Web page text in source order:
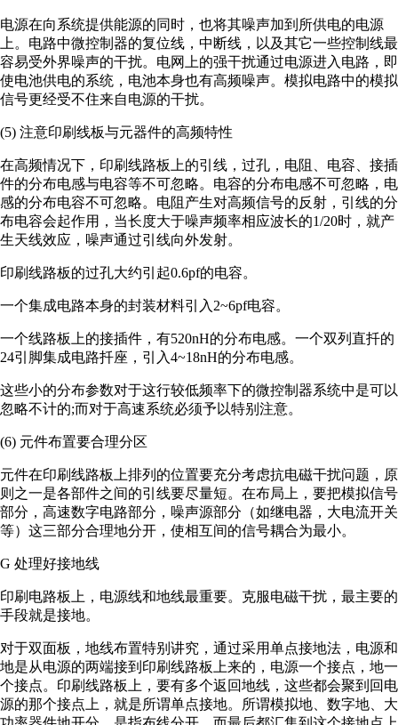
电源在向系统提供能源的同时，也将其噪声加到所供电的电源
上。电路中微控制器的复位线，中断线，以及其它一些控制线最
容易受外界噪声的干扰。电网上的强干扰通过电源进入电路，即
使电池供电的系统，电池本身也有高频噪声。模拟电路中的模拟
信号更经受不住来自电源的干扰。
(5) 注意印刷线板与元器件的高频特性
在高频情况下，印刷线路板上的引线，过孔，电阻、电容、接插
件的分布电感与电容等不可忽略。电容的分布电感不可忽略，电
感的分布电容不可忽略。电阻产生对高频信号的反射，引线的分
布电容会起作用，当长度大于噪声频率相应波长的1/20时，就产
生天线效应，噪声通过引线向外发射。
印刷线路板的过孔大约引起0.6pf的电容。
一个集成电路本身的封装材料引入2~6pf电容。
一个线路板上的接插件，有520nH的分布电感。一个双列直扦的
24引脚集成电路扦座，引入4~18nH的分布电感。
这些小的分布参数对于这行较低频率下的微控制器系统中是可以
忽略不计的;而对于高速系统必须予以特别注意。
(6) 元件布置要合理分区
元件在印刷线路板上排列的位置要充分考虑抗电磁干扰问题，原
则之一是各部件之间的引线要尽量短。在布局上，要把模拟信号
部分，高速数字电路部分，噪声源部分（如继电器，大电流开关
等）这三部分合理地分开，使相互间的信号耦合为最小。
G 处理好接地线
印刷电路板上，电源线和地线最重要。克服电磁干扰，最主要的
手段就是接地。
对于双面板，地线布置特别讲究，通过采用单点接地法，电源和
地是从电源的两端接到印刷线路板上来的，电源一个接点，地一
个接点。印刷线路板上，要有多个返回地线，这些都会聚到回电
源的那个接点上，就是所谓单点接地。所谓模拟地、数字地、大